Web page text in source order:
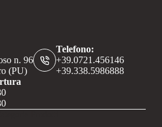
n. 96
(PU)
Telefono:
+39.0721.456146
+39.338.5986888